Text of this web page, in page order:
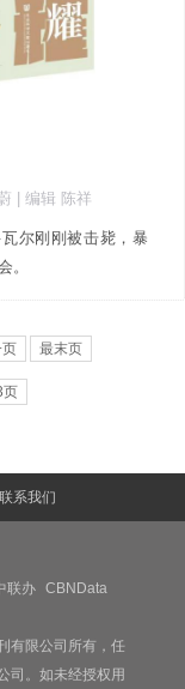
| 编辑 陈祥
尔刚刚被击毙，暴
。
最末页
页
联系我们
联办
CBNData
有限公司所有，任
司。如未经授权用